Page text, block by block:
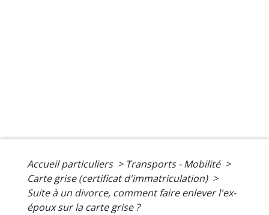
Accueil particuliers > Transports - Mobilité >
Carte grise (certificat d'immatriculation) >
Suite à un divorce, comment faire enlever l'ex-
époux sur la carte grise ?